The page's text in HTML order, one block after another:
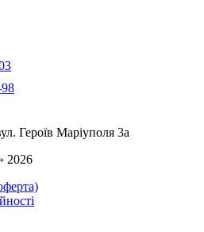
Героїв Маріуполя 3а
2026